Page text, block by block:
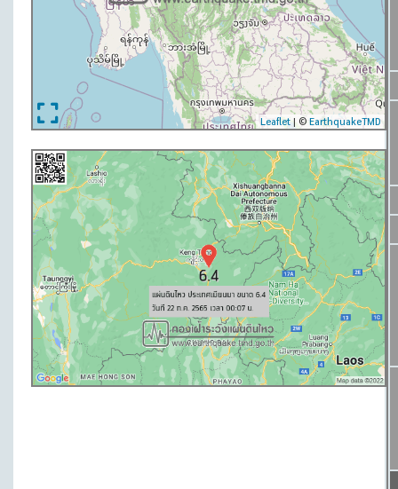
Leaflet | © EarthquakeTMD